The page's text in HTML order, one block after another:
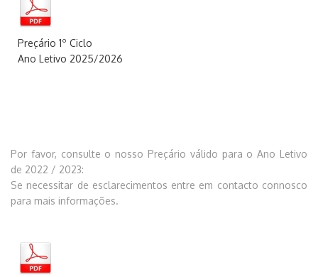
Preçário 1º Ciclo
Ano Letivo 2025/2026
Por favor, consulte o nosso Preçário válido para o Ano Letivo
de 2022 / 2023:
Se necessitar de esclarecimentos entre em contacto connosco
para mais informações.